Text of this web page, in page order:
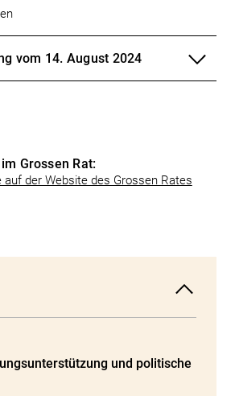
vom 14. August 2024
Grossen Rat:
der Website des Grossen Rates
und politische